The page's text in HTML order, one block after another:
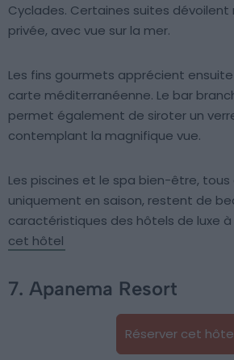
Cyclades. Certaines suites dévoilent
privée, avec vue sur la mer.
Les fins gourmets apprécient
carte méditerranéenne. Le bar
permet également de siroter un
contemplant la magnifique vue.
Les piscines et le spa bien-être, tous
uniquement en saison, restent de
caractéristiques des hôtels de luxe à
cet hôtel
7. Apanema Resort
Réserver cet